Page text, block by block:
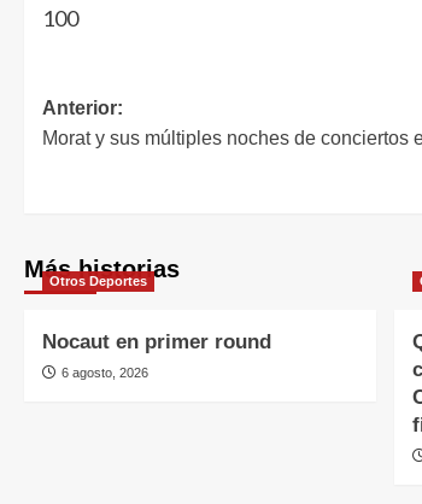
100
Anterior:
Morat y sus múltiples noches de conciertos
Más historias
Otros Deportes
Nocaut en primer round
6 agosto, 2026